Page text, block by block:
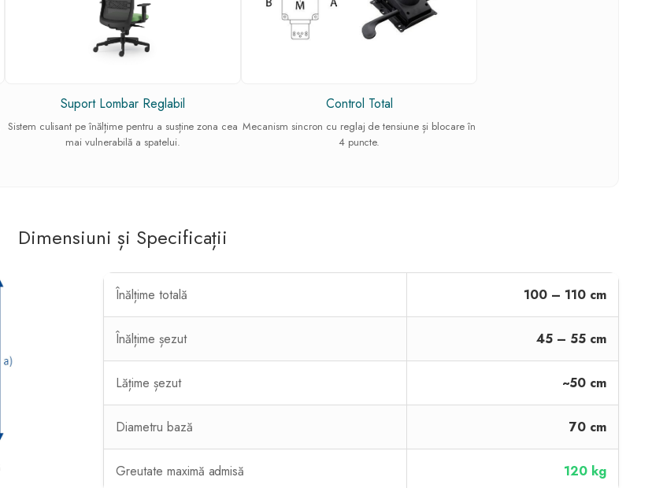
Suport Lombar Reglabil
Sistem culisant pe înălțime pentru a susține zona cea
mai vulnerabilă a spatelui.
Control Total
Mecanism sincron cu reglaj de tensiune și blocare în
4 puncte.
Dimensiuni și Specificații
Înălțime totală 100 – 110 cm
Înălțime șezut 45 – 55 cm
Lățime șezut ~50 cm
Diametru bază 70 cm
Greutate maximă admisă 120 kg